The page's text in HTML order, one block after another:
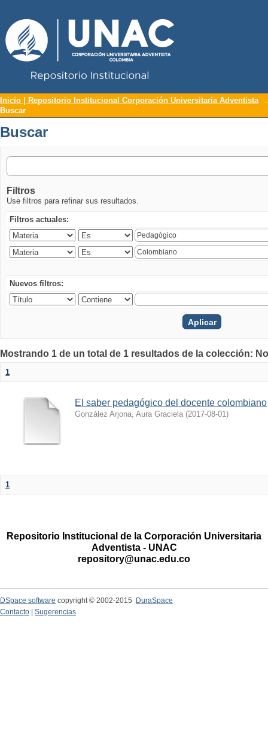
Buscar
Inicio | Repositorio Institucional Corporación Universitaria Adventista
Buscar
Buscar
Filtros
Use filtros para refinar sus resultados.
Filtros actuales:
Nuevos filtros:
Mostrando 1 de un total de 1 resultados de la colección:
1
El saber pedagógico del docente colombiano
González Arjona, Aura Graciela (2017-08-01)
1
Repositorio Institucional de la Corporación Universitaria
Adventista - UNAC
repository@unac.edu.co
DSpace software copyright © 2002-2015
DuraSpace
Contacto
Sugerencias